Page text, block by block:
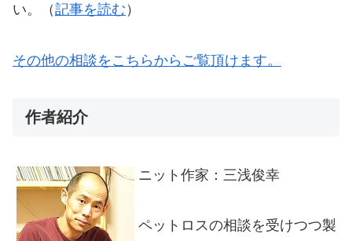
い。（記事を読む ）
その他の相談をこちらからご覧頂けます。
作者紹介
ニット作家：三浅俊幸
ペットロスの相談を受けつつ製